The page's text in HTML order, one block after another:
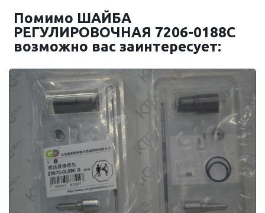
Помимо ШАЙБА
РЕГУЛИРОВОЧНАЯ 7206-0188C
возможно вас заинтересует: